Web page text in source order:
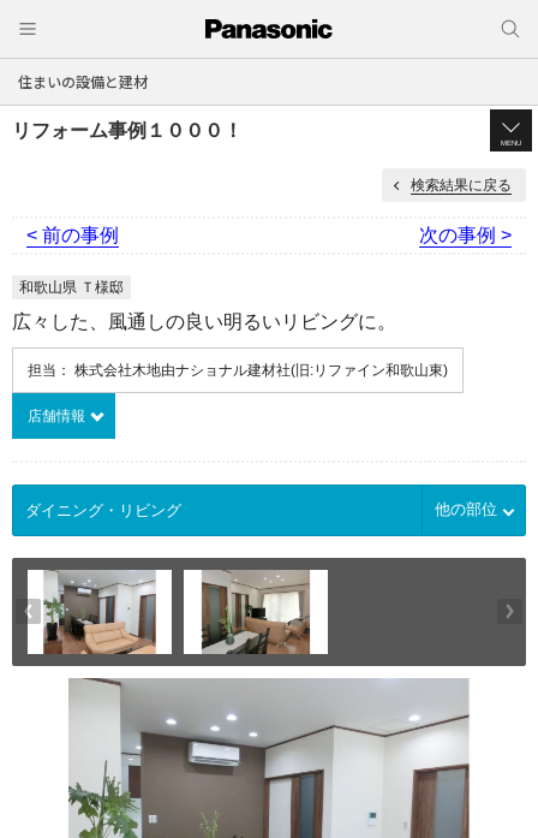
住まいの設備と建材
リフォーム事例１０００！
MENU
検索結果に戻る
< 前の事例 次の事例 >
和歌山県 Ｔ様邸
広々した、風通しの良い明るいリビングに。
担当： 株式会社木地由ナショナル建材社(旧:リファイン和歌山東)
店舗情報
他の部位